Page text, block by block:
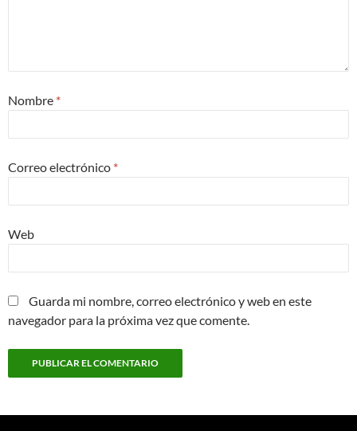
Nombre *
Correo electrónico *
Web
Guarda mi nombre, correo electrónico y web en este
navegador para la próxima vez que comente.